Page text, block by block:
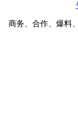
商务、合作、爆料